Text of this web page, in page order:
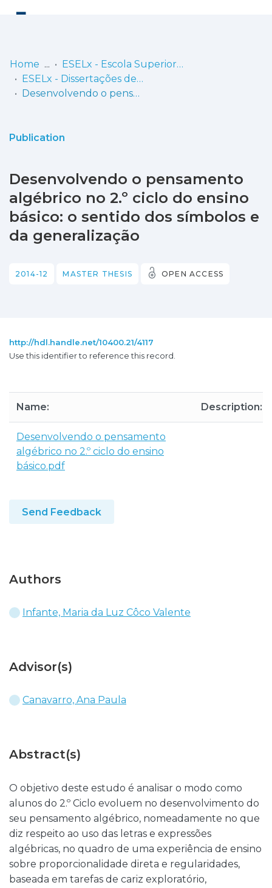
Communities
Statistics
Home
ESELx - Escola Superior de Educação de Lisboa
ESELx - Dissertações de Mestrado
Desenvolvendo o pensamento algébrico no 2.º ciclo do ensino básico: o sentido dos símbolos e da generalização
Publication
Desenvolvendo o pensamento
algébrico no 2.º ciclo do ensino
básico: o sentido dos símbolos e
da generalização
2014-12 MASTER THESIS OPEN ACCESS
http://hdl.handle.net/10400.21/4117
Use this identifier to reference this record.
Name: Description:
Desenvolvendo o pensamento
algébrico no 2.º ciclo do ensino
básico.pdf
Send Feedback
Authors
Infante, Maria da Luz Côco Valente
Advisor(s)
Canavarro, Ana Paula
Abstract(s)
O objetivo deste estudo é analisar o modo como
alunos do 2.º Ciclo evoluem no desenvolvimento do
seu pensamento algébrico, nomeadamente no que
diz respeito ao uso das letras e expressões
algébricas, no quadro de uma experiência de ensino
sobre proporcionalidade direta e regularidades,
baseada em tarefas de cariz exploratório,